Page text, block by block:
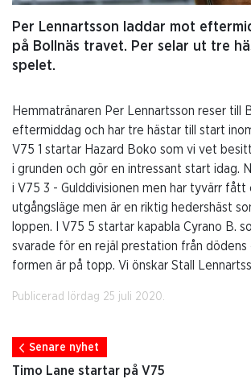
Per Lennartsson laddar mot
på Bollnäs travet. Per selar ut tre
spelet.
Hemmatränaren Per Lennartsson reser till
eftermiddag och har tre hästar till start
V75 1 startar Hazard Boko som vi vet
i grunden och gör en intressant start idag.
i V75 3 - Gulddivisionen men har tyvärr
utgångsläge men är en riktig hedershäst
loppen. I V75 5 startar kapabla Cyrano B.
svarade för en rejäl prestation från dödens
formen är på topp. Vi önskar Stall
Publicerad lördag 25 juli 2020.
Senare nyhet
Timo Lane startar på V75